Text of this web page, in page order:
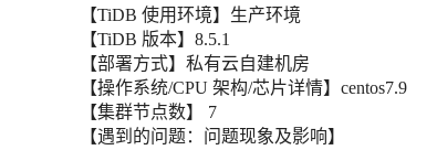
【TiDB 使用环境】生产环境
【TiDB 版本】8.5.1
【部署方式】私有云自建机房
【操作系统/CPU 架构/芯片详情】centos7.9
【集群节点数】 7
【遇到的问题：问题现象及影响】